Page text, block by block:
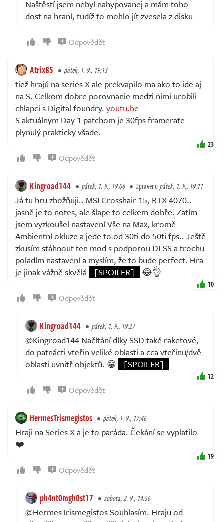
Naštěstí jsem nebyl nahypovanej a mám toho
dost na hraní, tudíž to mohlo jít zvesela z disku
Odpovědět
Atrix85 pátek, 1. 9., 19:13
tiež hrajú na series X ale prekvapilo ma ako to ide aj
na S. Celkom dobre porovnanie medzi nimi urobili
chlapci s Digital foundry. youtu.be
S aktuálnym Day 1 patchom je 30fps framerate
plynulý prakticky všade.
23
Odpovědět
Kingroad144 pátek, 1. 9., 19:06 Upravenopátek, 1. 9., 19:11
Já tu hru zbožňuji.. MSI Crosshair 15, RTX 4070..
jasně je to notes, ale šlape to celkem dobře. Zatím
jsem vyzkoušel nastavení Vše na Max, kromě
Ambientní okluze a jede to od 30ti do 50ti fps.. Ještě
zkusím stáhnout ten mod s podporou DLSS a trochu
poladím nastavení a myslím, že to bude perfect. Hra
je jinak vážně skvělá
[SPOILER] 😂👌
10
Odpovědět
Kingroad144 pátek, 1. 9., 19:27
@Kingroad144 Načítání díky SSD také raketové,
do patnácti vteřin veliké oblasti a cca vteřinu/dvě
oblasti uvnitř objektů. 😁
[SPOILER]
12
Odpovědět
HermesTrismegistos pátek, 1. 9., 17:46
Hraji na Series X a je to paráda. Čekání se vyplatilo
❤️
19
Odpovědět
ph4nt0mgh0st17 sobota, 2. 9., 14:56
@HermesTrismegistos Souhlasím. Hraju od